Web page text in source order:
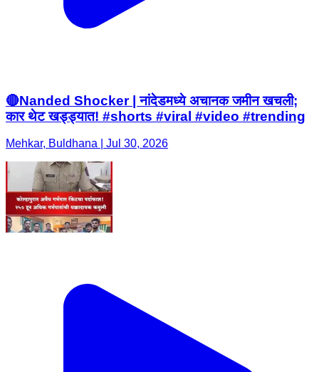
🔴Nanded Shocker | नांदेडमध्ये अचानक जमीन खचली;
कार थेट खड्ड्यात! #shorts #viral #video #trending
Mehkar, Buldhana | Jul 30, 2026